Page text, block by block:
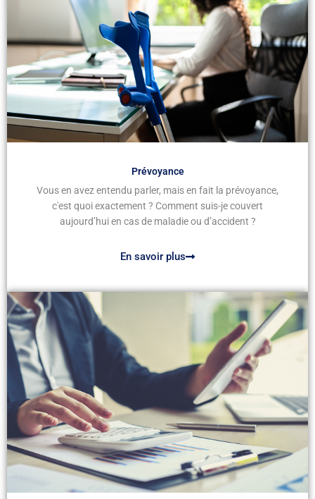
Prévoyance
Vous en avez entendu parler, mais en fait la prévoyance,
c'est quoi exactement ? Comment suis-je couvert
aujourd’hui en cas de maladie ou d’accident ?
En savoir plus